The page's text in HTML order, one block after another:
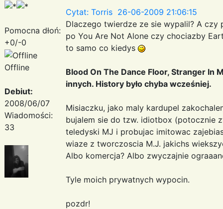
Pomocna dłoń:
+0/-0
Offline
Debiut:
2008/06/07
Wiadomości:
33
Cytat: Torris 26-06-2009 21:06:15
Dlaczego twierdze ze sie wypalil? A
po You Are Not Alone czy chociazby
to samo co kiedys
Blood On The Dance Floor, Stranger In
innych. History było chyba wcześniej.
Misiaczku, jako maly kardupel
bujalem sie do tzw. idiotbox (potocznie
teledyski MJ i probujac imitowac
wiaze z tworczoscia M.J. jakichs
Albo komercja? Albo zwyczajnie
Tyle moich prywatnych wypocin.
pozdr!